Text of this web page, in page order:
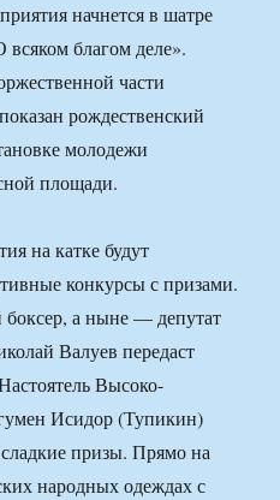
начнется в шатре
благом деле».
части
рождественский
молодежи
площади.
на катке будут
конкурсы с призами.
боксер, а ныне — депутат
Валуев передаст
Высоко-
Исидор (Тупикин)
призы. Прямо на
народных одеждах с